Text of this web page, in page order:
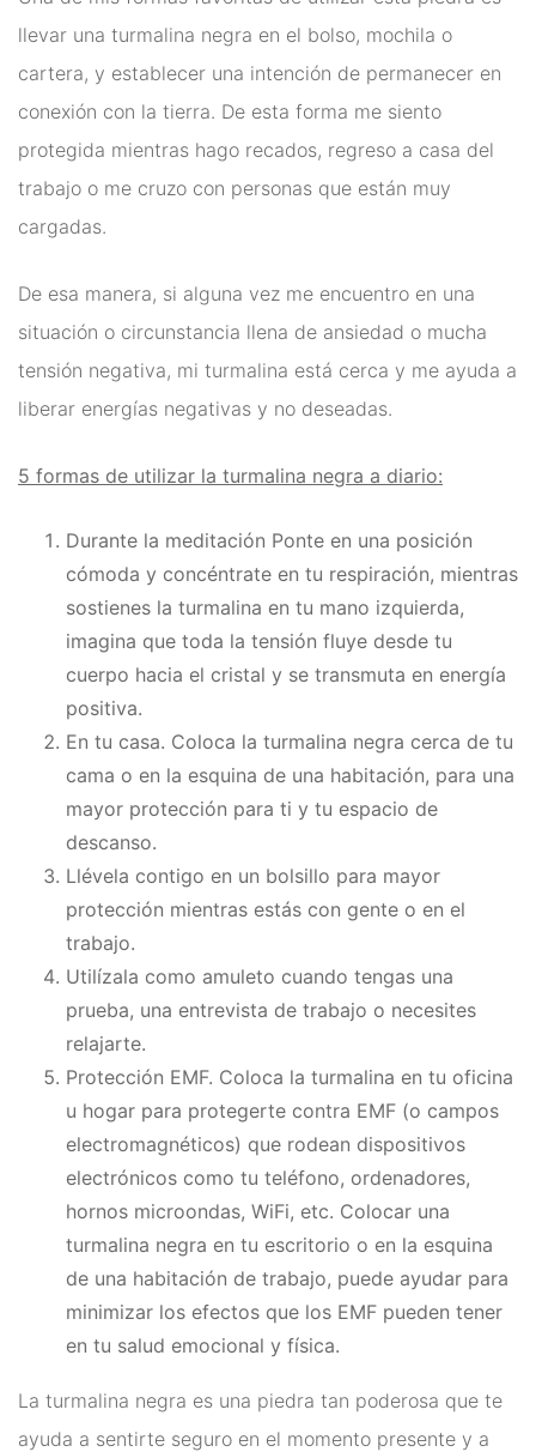
Energías
Para Protegerse Contra La
Envidia
Péndulos, Runas y
Cartas de Tarot
Pulseras Mágicas
Reiki, Minerales Y
Runas de las Brujas
Shungit
Signos del Zodiaco
Uncategorized
Velas Y Velones
Zen y Feng Shui
llevar una turmalina negra en el bolso, mochila o
cartera, y establecer una intención de permanecer en
conexión con la tierra. De esta forma me siento
protegida mientras hago recados, regreso a casa del
trabajo o me cruzo con personas que están muy
cargadas.
De esa manera, si alguna vez me encuentro en una
situación o circunstancia llena de ansiedad o mucha
tensión negativa, mi turmalina está cerca y me ayuda a
liberar energías negativas y no deseadas.
5 formas de utilizar la turmalina negra a diario:
Durante la meditación Ponte en una posición
cómoda y concéntrate en tu respiración, mientras
sostienes la turmalina en tu mano izquierda,
imagina que toda la tensión fluye desde tu
cuerpo hacia el cristal y se transmuta en energía
positiva.
En tu casa. Coloca la turmalina negra cerca de tu
cama o en la esquina de una habitación, para una
mayor protección para ti y tu espacio de
descanso.
Llévela contigo en un bolsillo para mayor
protección mientras estás con gente o en el
trabajo.
Utilízala como amuleto cuando tengas una
prueba, una entrevista de trabajo o necesites
relajarte.
Protección EMF. Coloca la turmalina en tu oficina
u hogar para protegerte contra EMF (o campos
electromagnéticos) que rodean dispositivos
electrónicos como tu teléfono, ordenadores,
hornos microondas, WiFi, etc. Colocar una
turmalina negra en tu escritorio o en la esquina
de una habitación de trabajo, puede ayudar para
minimizar los efectos que los EMF pueden tener
en tu salud emocional y física.
La turmalina negra es una piedra tan poderosa que te
ayuda a sentirte seguro en el momento presente y a